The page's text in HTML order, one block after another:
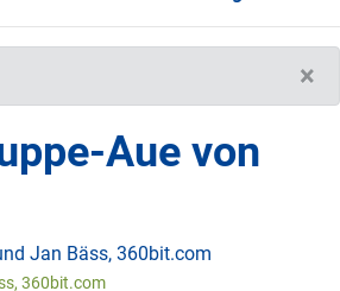
×
Aue von
360bit.com